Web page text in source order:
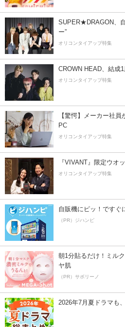
SUPER★DRAGON、
ー”
オリコンタイアップ特集
CROWN HEAD、結成
オリコンタイアップ特集
【驚愕】メーカー社
PC
オリコンタイアップ特集
『VIVANT』限定ウオ
オリコンタイアップ特集
自販機にピッ！ですぐ
（PR）ジハンピ
朝1分貼るだけ！ミル
ヤ肌
（PR）サボリーノ
2026年7月夏ドラマも